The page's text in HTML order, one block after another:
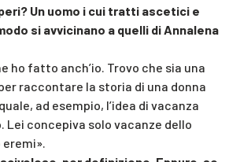
Un uomo i cui tratti ascetici e
si avvicinano a quelli di Annalena
ho fatto anch’io. Trovo che sia una
raccontare la storia di una donna
ad esempio, l’idea di vacanza
Lei concepiva solo vacanze dello